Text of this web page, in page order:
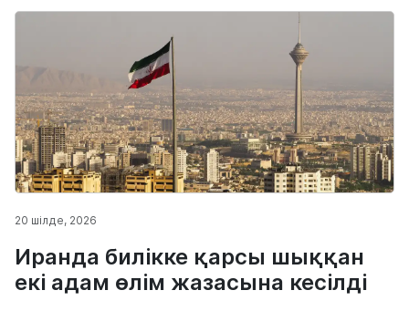
20 шілде, 2026
Иранда билікке қарсы шыққан
екі адам өлім жазасына кесілді